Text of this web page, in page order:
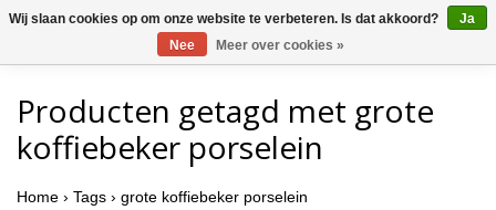
Producten getagd met grote
koffiebeker porselein
Home › Tags › grote koffiebeker porselein
Wij slaan cookies op om onze website te verbeteren. Is dat akkoord?
Ja
Nee
Meer over cookies »